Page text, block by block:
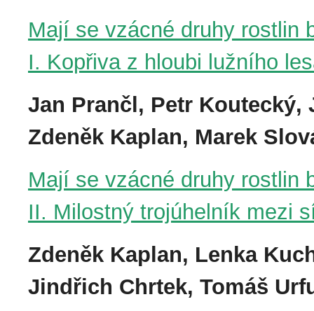
Mají se vzácné druhy rostlin
I. Kopřiva z hloubi lužního
Jan Prančl, Petr Koutecký,
Zdeněk Kaplan, Marek
Mají se vzácné druhy rostlin
II. Milostný trojúhelník mezi
Zdeněk Kaplan, Lenka
Jindřich Chrtek, Tomáš